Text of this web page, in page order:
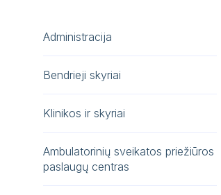
Administracija
Bendrieji skyriai
Klinikos ir skyriai
Ambulatorinių sveikatos priežiūros
paslaugų centras